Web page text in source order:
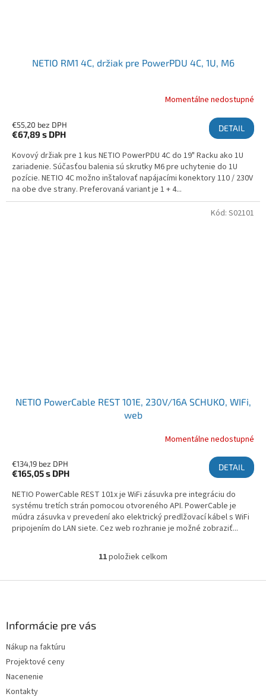
NETIO RM1 4C, držiak pre PowerPDU 4C, 1U, M6
Momentálne nedostupné
€55,20 bez DPH
€67,89 s DPH
DETAIL
Kovový držiak pre 1 kus NETIO PowerPDU 4C do 19" Racku ako 1U
zariadenie. Súčasťou balenia sú skrutky M6 pre uchytenie do 1U
pozície. NETIO 4C možno inštalovať napájacími konektory 110 / 230V
na obe dve strany. Preferovaná variant je 1 + 4...
NETIO PowerCable REST 101E, 230V/16A SCHUKO, WIFi,
web
Momentálne nedostupné
€134,19 bez DPH
€165,05s DPH
DETAIL
NETIO PowerCable REST 101x je WiFi zásuvka pre integráciu do
systému tretích strán pomocou otvoreného API. PowerCable je
múdra zásuvka v prevedení ako elektrický predlžovací kábel s WiFi
pripojením do LAN siete. Cez web rozhranie je možné zobraziť...
Kód: S02101
Ovládacie prvky výpisu
11položiek celkom
Informácie pre vás
Nákup na faktúru
Projektové ceny
Nacenenie
Kontakty